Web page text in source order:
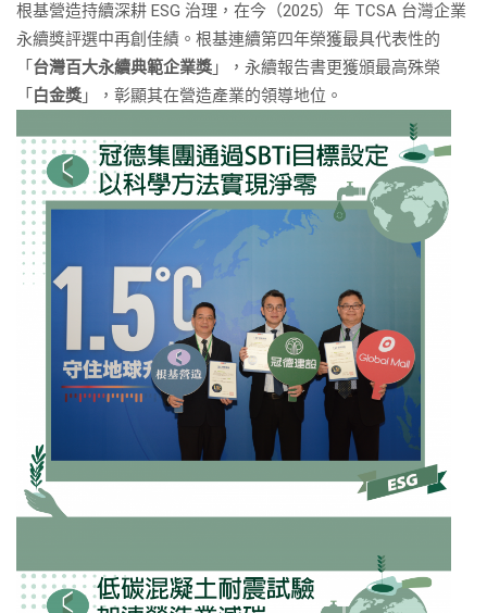
根基營造持續深耕 ESG 治理，在今（2025）年 TCSA 台灣企業
永續獎評選中再創佳績。根基連續第四年榮獲最具代表性的
「 台灣百大永續典範企業獎 」，永續報告書更獲頒最高殊榮
「 白金獎 」，彰顯其在營造產業的領導地位。